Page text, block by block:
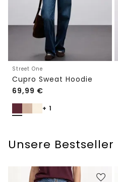
Street One
Cupro Sweat Hoodie
69,99 €
+ 1
Unsere Bestseller